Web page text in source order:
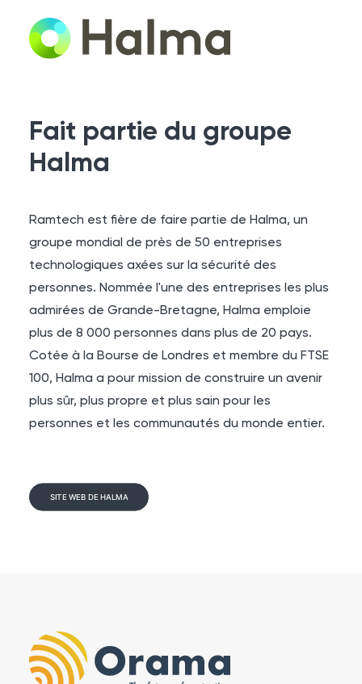
Fait partie du groupe
Halma
Ramtech est fière de faire partie de Halma, un
groupe mondial de près de 50 entreprises
technologiques axées sur la sécurité des
personnes. Nommée l'une des entreprises les plus
admirées de Grande-Bretagne, Halma emploie
plus de 8 000 personnes dans plus de 20 pays.
Cotée à la Bourse de Londres et membre du FTSE
100, Halma a pour mission de construire un avenir
plus sûr, plus propre et plus sain pour les
personnes et les communautés du monde entier.
SITE WEB DE HALMA